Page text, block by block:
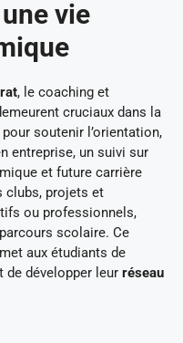
vie
, le coaching et
cruciaux dans la
soutenir l’orientation,
entreprise, un suivi sur
et future carrière
clubs, projets et
ou professionnels,
scolaire. Ce
aux étudiants de
de développer leur réseau